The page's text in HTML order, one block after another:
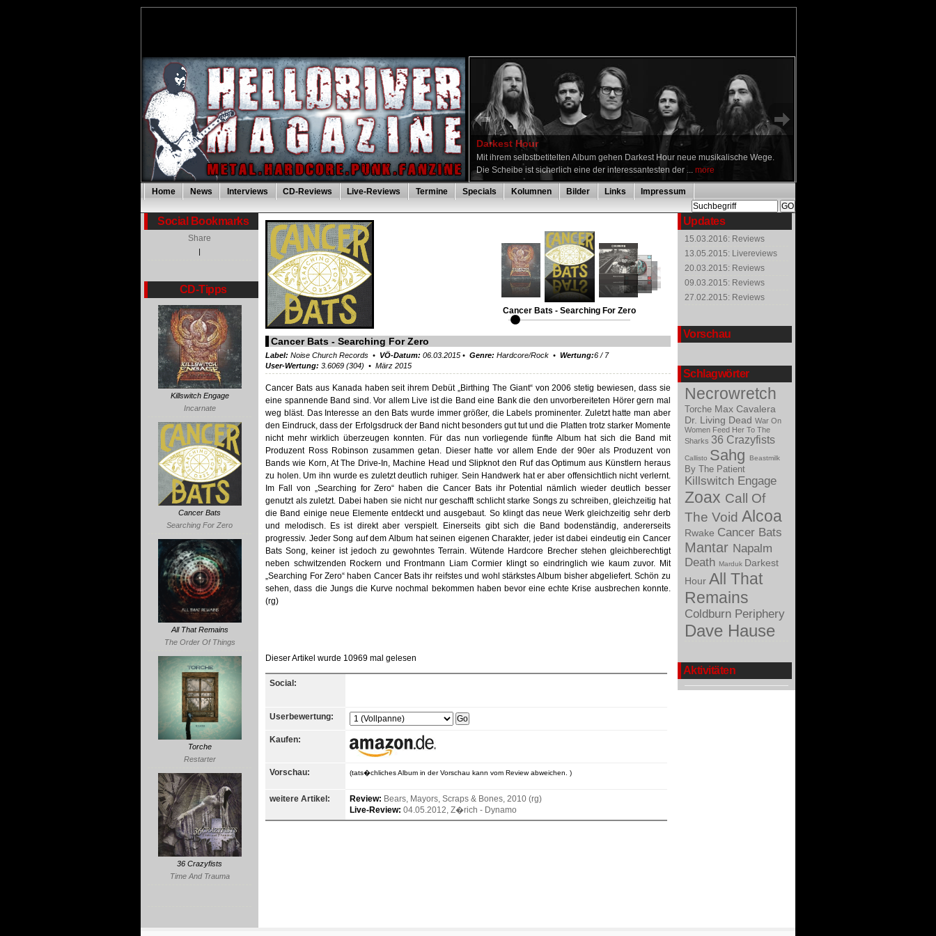
Darkest Hour
Mit ihrem selbstbetitelten Album gehen Darkest Hour neue musikalische Wege.
Die Scheibe ist sicherlich eine der interessantesten der ... more
Home News Interviews CD-Reviews Live-Reviews Termine Specials Kolumnen Bilder Links Impressum
Social Bookmarks
Share
|
CD-Tipps
Killswitch Engage
Incarnate
Cancer Bats
Searching For Zero
All That Remains
The Order Of Things
Torche
Restarter
36 Crazyfists
Time And Trauma
Updates
15.03.2016: Reviews
13.05.2015: Livereviews
20.03.2015: Reviews
09.03.2015: Reviews
27.02.2015: Reviews
Vorschau
Schlagwörter
Necrowretch
Torche Max Cavalera
Dr. Living Dead War On
Women Feed Her To The
Sharks 36 Crazyfists
Callisto Sahg Beastmilk
By The Patient
Killswitch Engage
Zoax Call Of
The Void Alcoa
Rwake Cancer Bats
Mantar Napalm
Death Marduk Darkest
Hour All That
Remains
Coldburn Periphery
Dave Hause
Aktivitäten
Cancer Bats - Searching For Zero
Cancer Bats - Searching For Zero
Label: Noise Church Records • VÖ-Datum: 06.03.2015 •Genre: Hardcore/Rock •Wertung:6 / 7
User-Wertung:3.6069 (304) • März 2015
Cancer Bats aus Kanada haben seit ihrem Debüt „Birthing The Giant“ von 2006 stetig bewiesen, dass sie
eine spannende Band sind. Vor allem Live ist die Band eine Bank die den unvorbereiteten Hörer gern mal
weg bläst. Das Interesse an den Bats wurde immer größer, die Labels prominenter. Zuletzt hatte man aber
den Eindruck, dass der Erfolgsdruck der Band nicht besonders gut tut und die Platten trotz starker Momente
nicht mehr wirklich überzeugen konnten. Für das nun vorliegende fünfte Album hat sich die Band mit
Produzent Ross Robinson zusammen getan. Dieser hatte vor allem Ende der 90er als Produzent von
Bands wie Korn, At The Drive-In, Machine Head und Slipknot den Ruf das Optimum aus Künstlern heraus
zu holen. Um ihn wurde es zuletzt deutlich ruhiger. Sein Handwerk hat er aber offensichtlich nicht verlernt.
Im Fall von „Searching for Zero“ haben die Cancer Bats ihr Potential nämlich wieder deutlich besser
genutzt als zuletzt. Dabei haben sie nicht nur geschafft schlicht starke Songs zu schreiben, gleichzeitig hat
die Band einige neue Elemente entdeckt und ausgebaut. So klingt das neue Werk gleichzeitig sehr derb
und melodisch. Es ist direkt aber verspielt. Einerseits gibt sich die Band bodenständig, andererseits
progressiv. Jeder Song auf dem Album hat seinen eigenen Charakter, jeder ist dabei eindeutig ein Cancer
Bats Song, keiner ist jedoch zu gewohntes Terrain. Wütende Hardcore Brecher stehen gleichberechtigt
neben schwitzenden Rockern und Frontmann Liam Cormier klingt so eindringlich wie kaum zuvor. Mit
„Searching For Zero“ haben Cancer Bats ihr reifstes und wohl stärkstes Album bisher abgeliefert. Schön zu
sehen, dass die Jungs die Kurve nochmal bekommen haben bevor eine echte Krise ausbrechen konnte.
(rg)
Dieser Artikel wurde 10969 mal gelesen
Social:
Userbewertung:
Kaufen:
Vorschau: (tats�chliches Album in der Vorschau kann vom Review abweichen. )
weitere Artikel: Review: Bears, Mayors, Scraps & Bones, 2010 (rg)
Live-Review:04.05.2012, Z�rich - Dynamo